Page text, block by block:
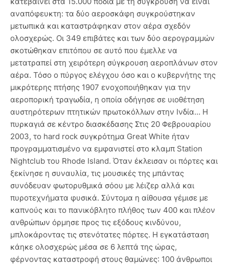
αναπόφευκτη: τα δύο αεροσκάφη συγκρούστηκαν
μετωπικά και καταστράφηκαν στον αέρα σχεδόν
ολοσχερώς. Οι 349 επιβάτες και των δύο αερογραμμών
σκοτώθηκαν επιτόπου σε αυτό που έμελλε να
μετατραπεί στη χειρότερη σύγκρουση αεροπλάνων στον
αέρα. Τόσο ο πύργος ελέγχου όσο και ο κυβερνήτης της
μικρότερης πτήσης 1907 ενοχοποιήθηκαν για την
αεροπορική τραγωδία, η οποία οδήγησε σε υιοθέτηση
αυστηρότερων πτητικών πρωτοκόλλων στην Ινδία… Η
πυρκαγιά σε κέντρο διασκέδασης Στις 20 Φεβρουαρίου
2003, το hard rock συγκρότημα Great White ήταν
προγραμματισμένο να εμφανιστεί στο κλαμπ Station
Nightclub του Rhode Island. Όταν έκλεισαν οι πόρτες και
ξεκίνησε η συναυλία, τις μουσικές της μπάντας
συνόδευαν φωτορυθμικά σόου με λέιζερ αλλά και
πυροτεχνήματα φυσικά. Σύντομα η αίθουσα γέμισε με
καπνούς και το πανικόβλητο πλήθος των 400 και πλέον
ανθρώπων όρμησε προς τις εξόδους κινδύνου,
μπλοκάροντας τις στενότατες πόρτες. Η εγκατάσταση
κάηκε ολοσχερώς μέσα σε 6 λεπτά της ώρας,
φέρνοντας καταστροφή στους θαμώνες: 100 άνθρωποι